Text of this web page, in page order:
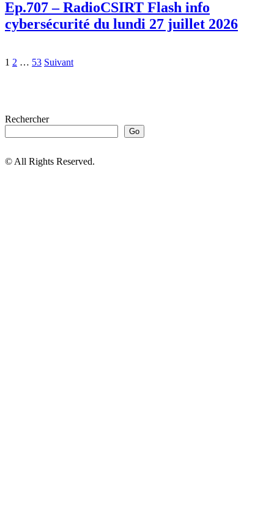
Ep.707 – RadioCSIRT Flash info
cybersécurité du lundi 27 juillet 2026
1 2 … 53 Suivant
Rechercher
Go
© All Rights Reserved.